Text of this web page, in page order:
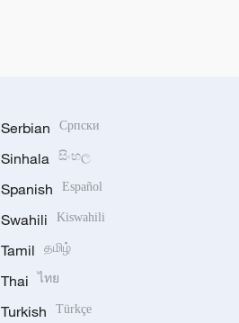
Serbian Српски
Sinhala සිංහල
Spanish Español
Swahili Kiswahili
Tamil தமிழ்
Thai ไทย
Turkish Türkçe